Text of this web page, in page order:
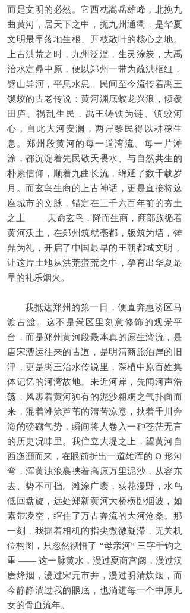
而是文明的必然。它西枕嵩岳雄峰，北挽九
曲黄河，居天下之中，扼九州通衢，是华夏
文明最早落地生根、开枝散叶的核心之地。
上古洪荒之时，九州泛滥，生灵涂炭，大禹
治水定鼎中原，便以郑州一带为疏洪枢纽，
劈山导河，平息水患。民间至今流传着禹王
锁蛟的古老传说：黄河渊底蛟龙兴浪，倾覆
田庐、祸乱生民，禹王铸铁为链、镇蛟河
心，自此大河安澜，两岸黎民得以耕稼生
息。郑州段黄河的每一道湾流、每一片滩
涂，都沉淀着先民敬天畏水、与自然共生的
朴素信仰，顺着九曲长流，绵延了数千载岁
月。而玄鸟生商的上古神话，更是直接将这
座城市的文脉，锚定在三千六百年前的夯土
之上 —— 天命玄鸟，降而生商，商部族循着
黄河沃土，在郑州筑就亳都，版筑为墙，铸
鼎为礼，开启了中国最早的王朝都城文明，
让这片土地从洪荒蛮荒之中，孕育出华夏最
早的礼乐烟火。
我抵达郑州的第一日，便直奔惠济区马
渡古渡。这不是景区里刻意修饰的观景平
台，而是郑州黄河段最本真的原生湾流，是
唐宋漕运往来的古道，是明清商旅泊岸的旧
津，更是禹王治水传说里，深植中原百姓集
体记忆的河湾故地。未近河岸，先闻河声浩
荡，风裹着黄河独有的泥沙粗粝之气扑面而
来，混着滩涂芦苇的清苦凉意，挟着千川奔
海的磅礴气势，瞬间将人卷入一种苍茫无言
的历史况味里。我伫立大堤之上，望黄河自
西迤逦而来，在眼前折出一道雄浑的 Ω 形河
弯，浑黄浊浪裹挟着高原万里泥沙，从容东
去、势不可挡。滩涂广袤，荻花漫野，水鸟
低回盘旋，远处郑新黄河大桥横卧烟波，如
素带凌空，绾住了万古奔流的大河沧桑。那
一刻，我握着相机的指尖微微凝滞，无关机
位构图，只忽然彻悟了 “母亲河” 三字千钧之
重 —— 这一脉黄水，漫过夏商宫阙，漫过汉
唐烽烟，漫过宋元市井，漫过明清炊烟，而
今静静淌过我的眼底，也淌进每一个中原儿
女的骨血流年。